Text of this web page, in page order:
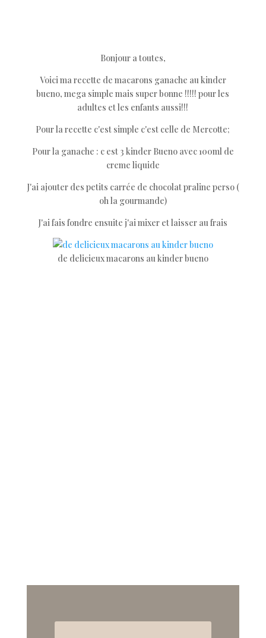
Bonjour a toutes,
Voici ma recette de macarons ganache au kinder
bueno, mega simple mais super bonne !!!!! pour les
adultes et les enfants aussi!!!
Pour la recette c'est simple c'est celle de Mercotte;
Pour la ganache : c est 3 kinder Bueno avec 100ml de
creme liquide
J'ai ajouter des petits carrée de chocolat praline perso (
oh la gourmande)
J'ai fais fondre ensuite j'ai mixer et laisser au frais
de delicieux macarons au kinder bueno